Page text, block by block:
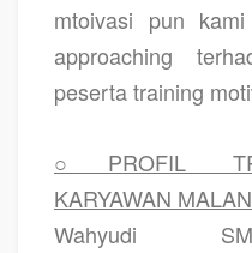
mtoivasi pun
approaching
peserta training
○PROFIL
KARYAWAN
Wahyudi